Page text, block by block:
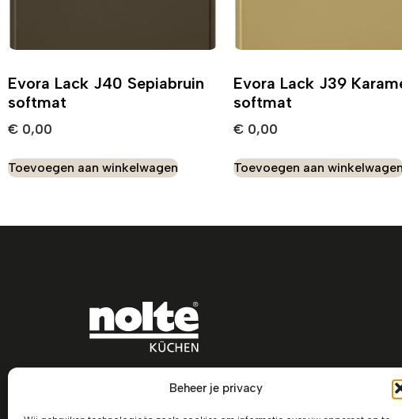
Beheer je privacy
Evora Lack J40 Sepiabruin
softmat
€ 0,00
Toevoegen aan winkelwagen
Evora Lack J39
softmat
€ 0,00
Toevoegen aan